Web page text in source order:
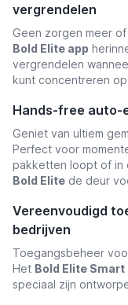
vergrendelen
Geen zorgen meer
Bold Elite app
vergrendelen
kunt concentreren
Hands-free auto-
Geniet van ultiem
Perfect voor
pakketten loopt of in
Bold Elite de deur
Vereenvoudigd
bedrijven
Toegangsbeheer
Het Bold Elite Smart
speciaal zijn